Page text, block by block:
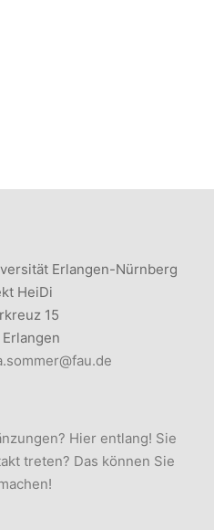
Erlangen-Nürnberg
HeiDi
15
Hier entlang! Sie
treten? Das können Sie